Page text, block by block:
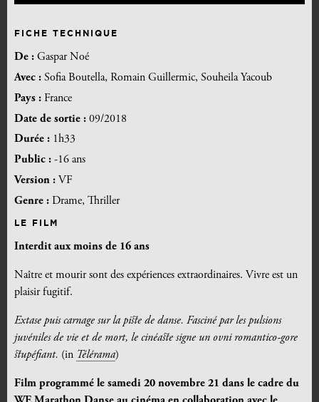
FICHE TECHNIQUE
De : Gaspar Noé
Avec : Sofia Boutella, Romain Guillermic, Souheila Yacoub
Pays : France
Date de sortie : 09/2018
Durée : 1h33
Public : -16 ans
Version : VF
Genre : Drame, Thriller
LE FILM
Interdit aux moins de 16 ans
Naître et mourir sont des expériences extraordinaires. Vivre est un
plaisir fugitif.
Extase puis carnage sur la piste de danse. Fasciné par les pulsions
juvéniles de vie et de mort, le cinéaste signe un ovni romantico-gore
stupéfiant. (in Télérama)
Film programmé le samedi 20 novembre 21 dans le cadre du